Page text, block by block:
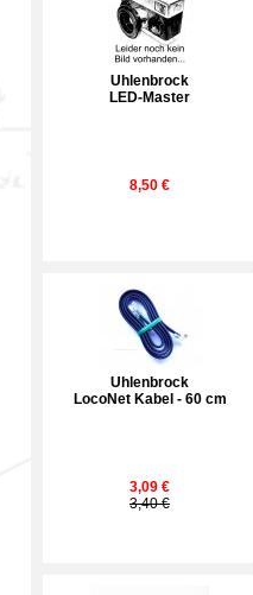
Uhlenbrock
LED-Master
8,50 €
Uhlenbrock
LocoNet Kabel - 60 cm
3,09 €
3,40 €